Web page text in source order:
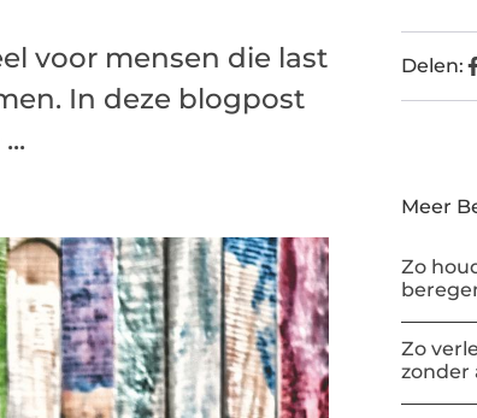
voor mensen die last
In deze blogpost
Delen:
Meer
Zo
Zo
zonder